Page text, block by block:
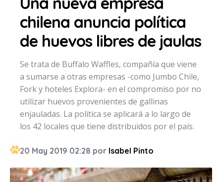
chilena anuncia política
de huevos libres de jaulas
Se trata de Buffalo Waffles, compañía que viene
a sumarse a otras empresas -como Jumbo Chile,
Fork y hoteles Explora- en el compromiso por no
utilizar huevos provenientes de gallinas
enjauladas. La política se aplicará a lo largo de
los 42 locales que tiene distribuidos por el país.
20 May 2019 02:28 por Isabel Pinto